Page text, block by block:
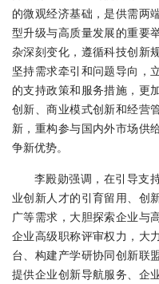
的微观经济基础，是供需两
型升级与高质量发展的重要
杂深刻变化，遵循科技创新
坚持需求牵引和问题导向，
的支持政策和服务措施，更
创新、商业模式创新和经营
新，重构参与国内外市场供
争新优势。
李殿勋强调， 在引导支
业创新人才的引育留用、创
广等需求，大胆探索企业与
企业高级职称评审权力，大
台、构建产学研协同创新联
提供企业创新导航服务、企